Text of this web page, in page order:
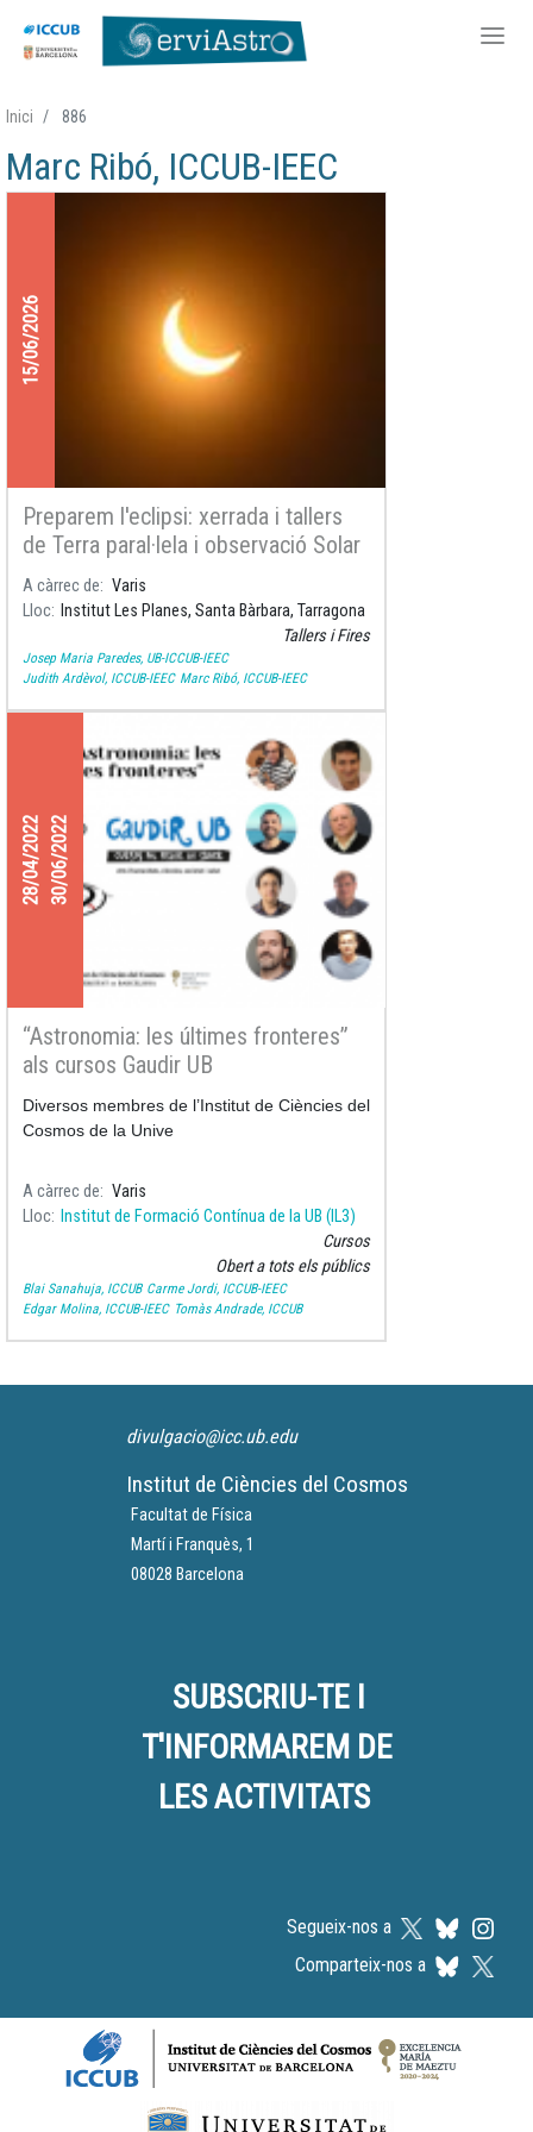
contingut
Inici 886
Marc Ribó, ICCUB-IEEC
15/06/2026
Preparem l'eclipsi: xerrada i tallers
de Terra paral·lela i observació Solar
a l'Institut Les Planes de Santa
Bàrbara, Tarragona
A càrrec de
Varis
Lloc
Institut Les Planes, Santa Bàrbara, Tarragona
Tallers i Fires
Josep Maria Paredes, UB-ICCUB-IEEC
Judith Ardèvol, ICCUB-IEEC Marc Ribó, ICCUB-IEEC
28/04/202230/06/2022
“Astronomia: les últimes fronteres”
als cursos Gaudir UB
Diversos membres de l’Institut de Ciències del
Cosmos de la Unive
A càrrec de
Varis
Lloc
Institut de Formació Contínua de la UB (IL3)
Cursos
Obert a tots els públics
Blai Sanahuja, ICCUB Carme Jordi, ICCUB-IEEC
Edgar Molina, ICCUB-IEEC Tomàs Andrade, ICCUB
divulgacio@icc.ub.edu
Institut de Ciències del Cosmos
Facultat de Física
Martí i Franquès, 1
08028 Barcelona
SUBSCRIU-TE I
T'INFORMAREM DE
LES ACTIVITATS
Segueix-nos a
Comparteix-nos a
Logos footer